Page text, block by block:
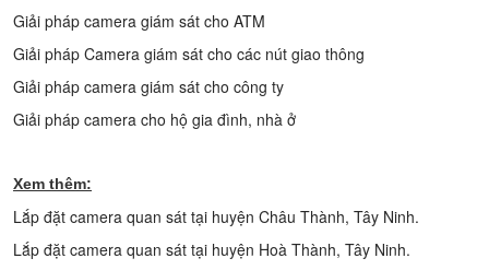
Giải pháp camera giám sát cho ATM
Giải pháp Camera giám sát cho các nút giao thông
Giải pháp camera giám sát cho công ty
Giải pháp camera cho hộ gia đình, nhà ở
Xem thêm:
Lắp đặt camera quan sát tại huyện Châu Thành, Tây Ninh.
Lắp đặt camera quan sát tại huyện Hoà Thành, Tây Ninh.